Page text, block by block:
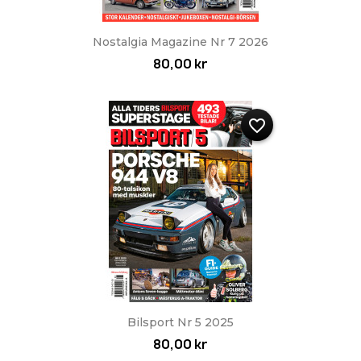
Nostalgia Magazine Nr 7 2026
80,00 kr
Bilsport Nr 5 2025
80,00 kr
favorite_border